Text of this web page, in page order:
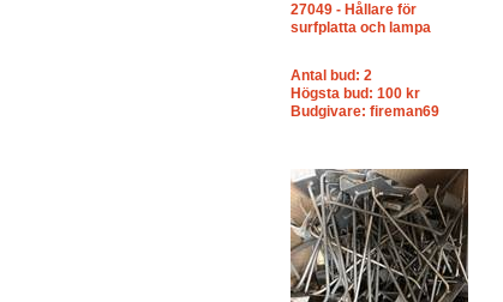
27049 - Hållare för
surfplatta och lampa
Antal bud: 2
Högsta bud: 100 kr
Budgivare: fireman69